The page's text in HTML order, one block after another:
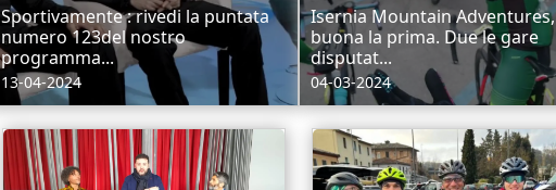
Sportivamente : rivedi la puntata
numero 123del nostro
programma...
13-04-2024
Isernia Mountain Adventures,
buona la prima. Due le gare
disputat...
04-03-2024